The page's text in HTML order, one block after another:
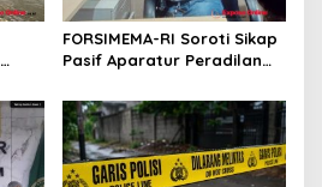
FORSIMEMA-RI Soroti Sikap
Pasif Aparatur Peradilan
Diri Hanya Memperburuk
Citra Lembaga